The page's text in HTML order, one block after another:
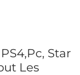
Star
Les